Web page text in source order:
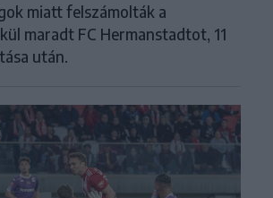
miatt felszámolták a
maradt FC Hermanstadtot, 11
után.